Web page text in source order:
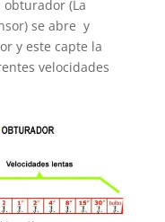
(La
se abre y
y este capte la
velocidades